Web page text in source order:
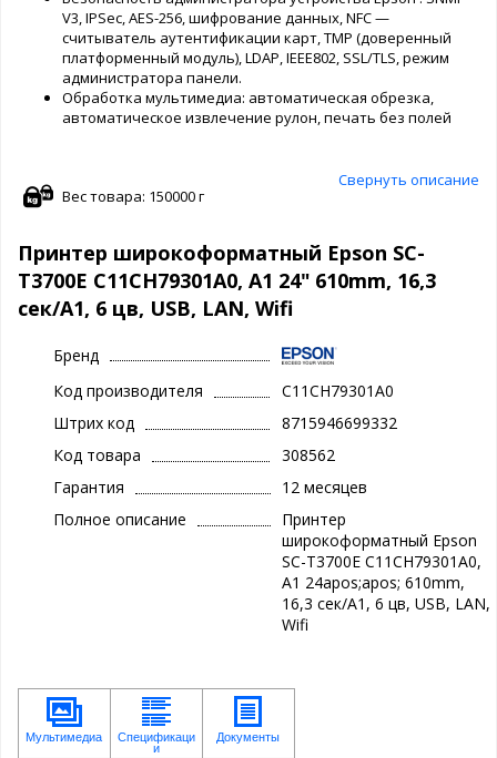
V3, IPSec, AES-256, шифрование данных, NFC —
считыватель аутентификации карт, TMP (доверенный
платформенный модуль), LDAP, IEEE802, SSL/TLS, режим
администратора панели.
Обработка мультимедиа: автоматическая обрезка,
автоматическое извлечение рулон, печать без полей
Свернуть описание
Вес товара: 150000 г
Принтер широкоформатный Epson SC-
T3700E C11CH79301A0, A1 24" 610mm, 16,3
сек/А1, 6 цв, USB, LAN, Wifi
Бренд
Код производителя
C11CH79301A0
Штрих код
8715946699332
Код товара
308562
Гарантия
12 месяцев
Полное описание
Принтер
широкоформатный Epson
SC-T3700E C11CH79301A0,
A1 24apos;apos; 610mm,
16,3 сек/А1, 6 цв, USB, LAN,
Wifi